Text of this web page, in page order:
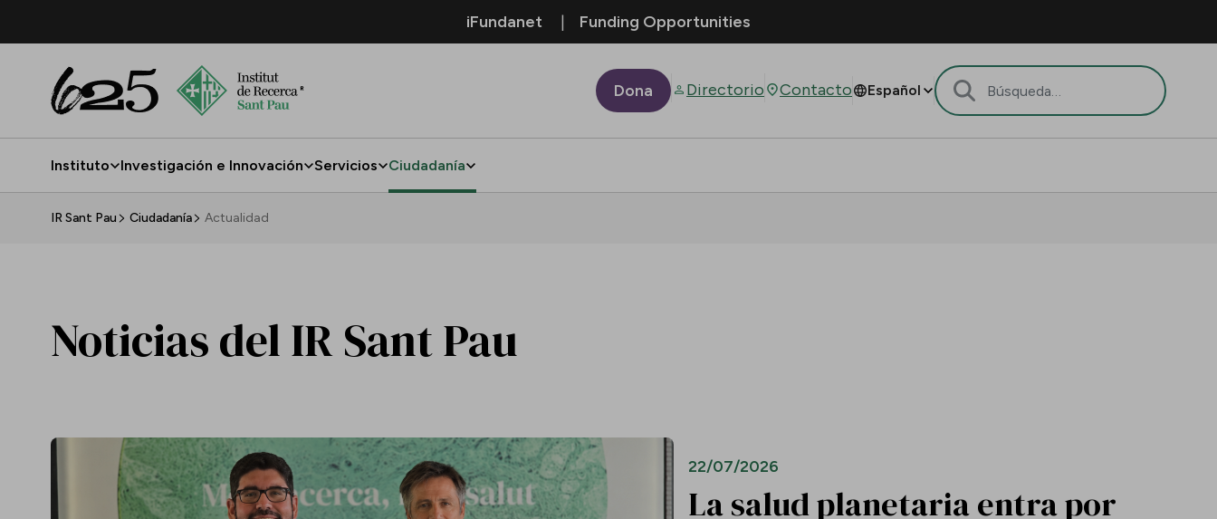
iFundanet Funding Opportunities
Dona Directorio Contacto
Instituto Investigación e Innovación Servicios Ciudadanía
IR Sant Pau Ciudadanía Actualidad
Noticias del IR Sant Pau
22/07/2026
La salud planetaria entra por